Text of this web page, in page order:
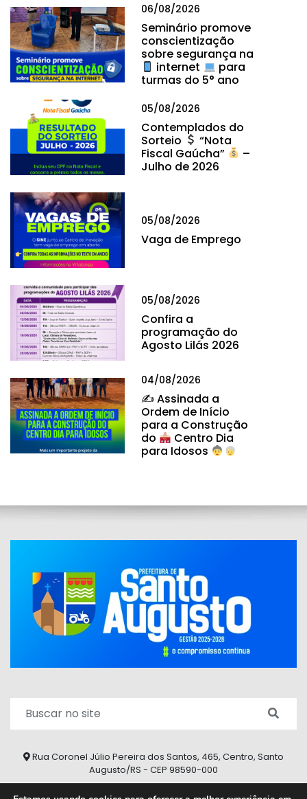
06/08/2026
Seminário promove
conscientização
sobre segurança na
internet
para
turmas do 5° ano
05/08/2026
Contemplados do
Sorteio
“Nota
Fiscal Gaúcha”
–
Julho de 2026
05/08/2026
Vaga de Emprego
05/08/2026
Confira a
programação do
Agosto Lilás 2026
04/08/2026
✍ Assinada a
Ordem de Início
para a Construção
do
Centro Dia
para Idosos
Rua Coronel Júlio Pereira dos Santos, 465, Centro, Santo
Augusto/RS - CEP 98590-000